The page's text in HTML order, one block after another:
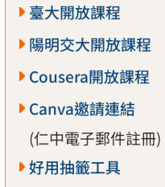
臺大開放課程
陽明交大開放課程
Cousera開放課程
Canva邀請連結
(仁中電子郵件註冊)
好用抽籤工具